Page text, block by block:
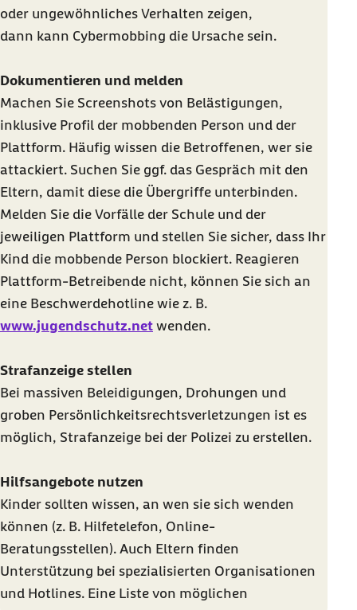
oder ungewöhnliches Verhalten zeigen,
dann kann Cybermobbing die Ursache sein.
Dokumentieren und melden
Machen Sie Screenshots von Belästigungen,
inklusive Profil der mobbenden Person und der
Plattform. Häufig wissen die Betroffenen, wer sie
attackiert. Suchen Sie ggf. das Gespräch mit den
Eltern, damit diese die Übergriffe unterbinden.
Melden Sie die Vorfälle der Schule und der
jeweiligen Plattform und stellen Sie sicher, dass Ihr
Kind die mobbende Person blockiert. Reagieren
Plattform-Betreibende nicht, können Sie sich an
eine Beschwerdehotline wie z. B.
www.jugendschutz.net wenden.
Strafanzeige stellen
Bei massiven Beleidigungen, Drohungen und
groben Persönlichkeitsrechtsverletzungen ist es
möglich, Strafanzeige bei der Polizei zu erstellen.
Hilfsangebote nutzen
Kinder sollten wissen, an wen sie sich wenden
können (z. B. Hilfetelefon, Online-
Beratungsstellen). Auch Eltern finden
Unterstützung bei spezialisierten Organisationen
und Hotlines. Eine Liste von möglichen